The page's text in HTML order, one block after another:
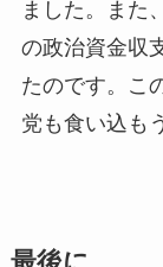
ました。また
の政治資金収
たのです。こ
党も食い込も